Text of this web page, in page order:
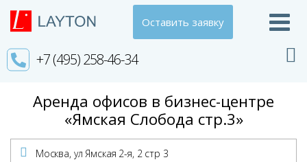
Оставить заявку
+7 (495) 258-46-34
Аренда офисов в бизнес-центре
«Ямская Слобода стр.3»
Москва, ул Ямская 2-я, 2 стр 3